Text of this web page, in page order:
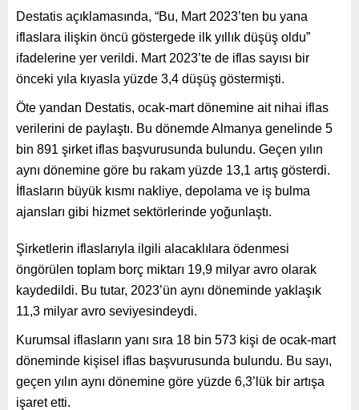
Destatis açıklamasında, “Bu, Mart 2023’ten bu yana
iflaslara ilişkin öncü göstergede ilk yıllık düşüş oldu”
ifadelerine yer verildi. Mart 2023’te de iflas sayısı bir
önceki yıla kıyasla yüzde 3,4 düşüş göstermişti.
Öte yandan Destatis, ocak-mart dönemine ait nihai iflas
verilerini de paylaştı. Bu dönemde Almanya genelinde 5
bin 891 şirket iflas başvurusunda bulundu. Geçen yılın
aynı dönemine göre bu rakam yüzde 13,1 artış gösterdi.
İflasların büyük kısmı nakliye, depolama ve iş bulma
ajansları gibi hizmet sektörlerinde yoğunlaştı.
Şirketlerin iflaslarıyla ilgili alacaklılara ödenmesi
öngörülen toplam borç miktarı 19,9 milyar avro olarak
kaydedildi. Bu tutar, 2023’ün aynı döneminde yaklaşık
11,3 milyar avro seviyesindeydi.
Kurumsal iflasların yanı sıra 18 bin 573 kişi de ocak-mart
döneminde kişisel iflas başvurusunda bulundu. Bu sayı,
geçen yılın aynı dönemine göre yüzde 6,3’lük bir artışa
işaret etti.